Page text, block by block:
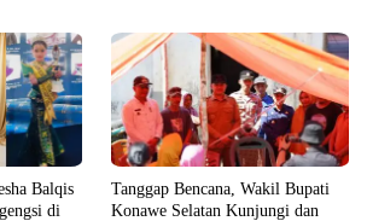
Balqis
di
Tanggap Bencana, Wakil Bupati
Konawe Selatan Kunjungi dan